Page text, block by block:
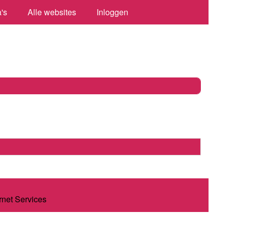
Alle websites Inloggen
Services